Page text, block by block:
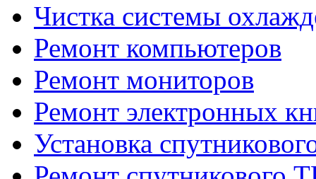
Чистка системы
Ремонт компьютеров
Ремонт мониторов
Ремонт электронных
Установка